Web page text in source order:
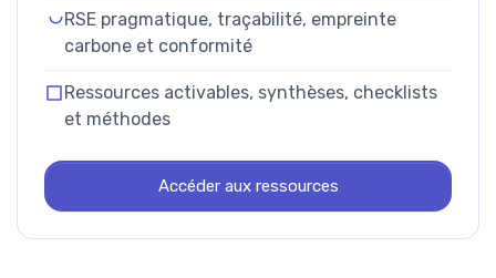
RSE pragmatique, traçabilité, empreinte
carbone et conformité
Ressources activables, synthèses, checklists
et méthodes
Accéder aux ressources